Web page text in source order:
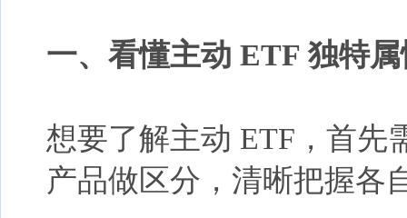
一、 看懂主动 ETF 独特
想要了解主动 ETF，首先
产品做区分，清晰把握各